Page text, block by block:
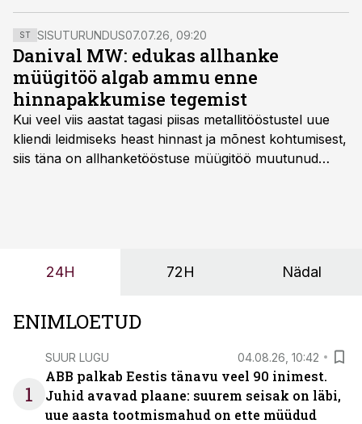
ning läbimõeldud ja teadmispõhiste metsamajandamise
praktikate poolest.
ST SISUTURUNDUS07.07.26, 09:20
Danival MW: edukas allhanke
müügitöö algab ammu enne
hinnapakkumise tegemist
Kui veel viis aastat tagasi piisas metallitööstustel uue
kliendi leidmiseks heast hinnast ja mõnest kohtumisest,
siis täna on allhanketööstuse müügitöö muutunud
24H 72H Nädal
ENIMLOETUD
1
SUUR LUGU 04.08.26, 10:42
ABB palkab Eestis tänavu veel 90 inimest.
Juhid avavad plaane: suurem seisak on läbi,
uue aasta tootmismahud on ette müüdud